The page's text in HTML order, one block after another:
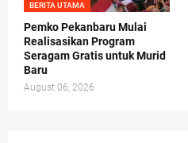
BERITA UTAMA
Pemko Pekanbaru Mulai
Realisasikan Program
Seragam Gratis untuk Murid
Baru
August 06, 2026